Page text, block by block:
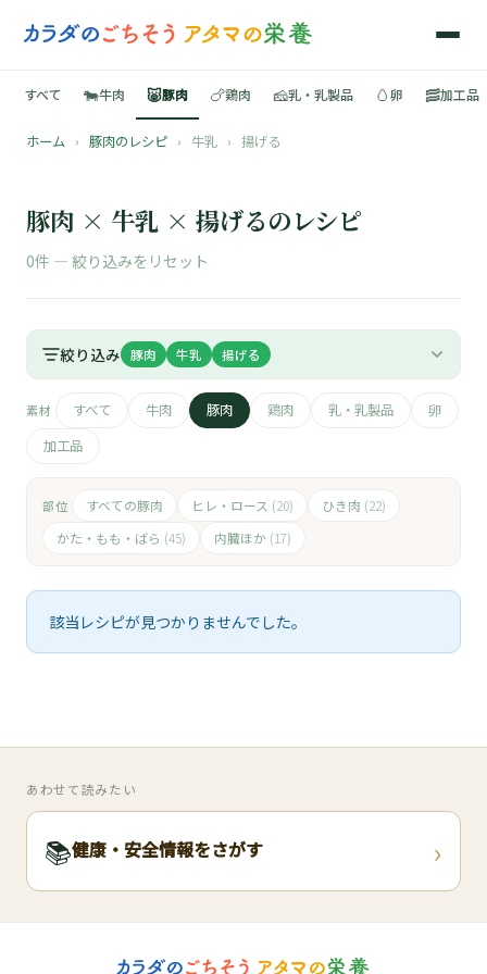
📚
🐄
🐷
🍗
🥓
すべて 🐄牛肉 🐷豚肉 🍗鶏肉 🧀乳・乳製品 🥚卵 🥓加工品
ホーム › 豚肉のレシピ › 牛乳 › 揚げる
豚肉 × 牛乳 × 揚げるのレシピ
0件 — 絞り込みをリセット
絞り込み 豚肉 牛乳 揚げる
素材 すべて 牛肉 豚肉 鶏肉 乳・乳製品
卵
加工品
部位 すべての豚肉 ヒレ・ロース (20) ひき肉 (22)
かた・もも・ばら (45) 内臓ほか (17)
該当レシピが見つかりませんでした。
あわせて読みたい
📚健康・安全情報をさがす ›